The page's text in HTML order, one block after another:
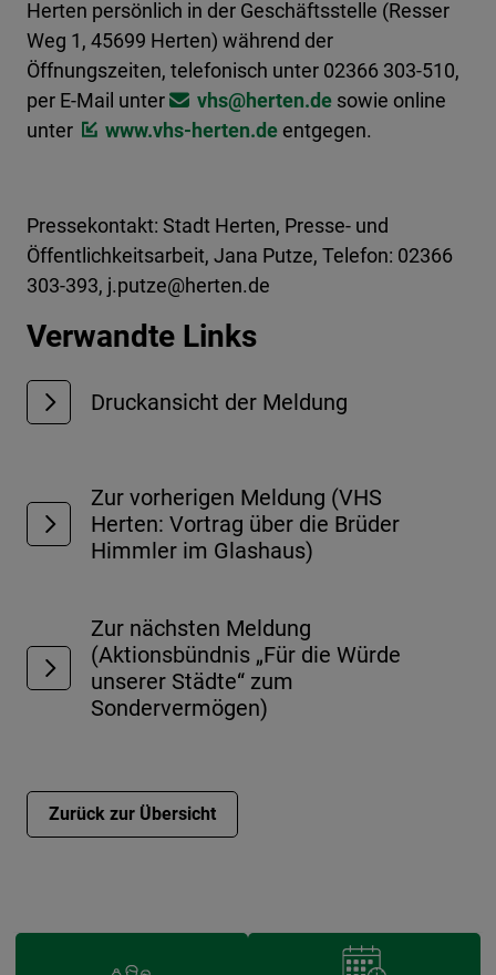
Herten persönlich in der Geschäftsstelle (Resser
Weg 1, 45699 Herten) während der
Öffnungszeiten, telefonisch unter 02366 303-510,
per E-Mail unter
vhs@​herten.de sowie online
unter
www.vhs-herten.de entgegen.
Pressekontakt: Stadt Herten, Presse- und
Öffentlichkeitsarbeit, Jana Putze, Telefon: 02366
303-393, j.putze@herten.de
Verwandte Links
Druckansicht der Meldung
Zur vorherigen Meldung (VHS
Herten: Vortrag über die Brüder
Himmler im Glashaus)
Zur nächsten Meldung
(Aktionsbündnis „Für die Würde
unserer Städte“ zum
Sondervermögen)
Zurück zur Übersicht